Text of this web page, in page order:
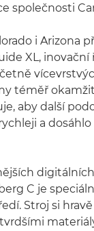
společnosti
i Arizona
XL, inovační
téměř
aby další
a
C je
Stroj si